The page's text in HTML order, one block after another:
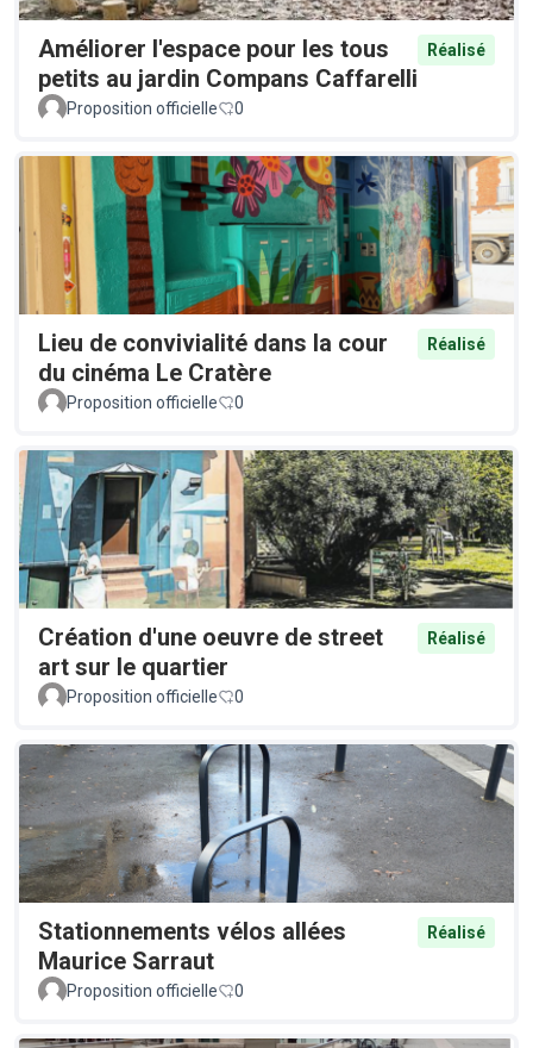
Améliorer l'espace pour les tous
petits au jardin Compans Caffarelli
Réalisé
Proposition officielle 0
Lieu de convivialité dans la cour
du cinéma Le Cratère
Réalisé
Proposition officielle 0
Création d'une oeuvre de street
art sur le quartier
Réalisé
Proposition officielle 0
Stationnements vélos allées
Maurice Sarraut
Réalisé
Proposition officielle 0